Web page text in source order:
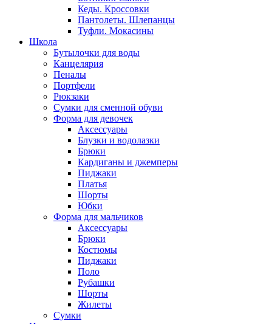
Кеды. Кроссовки
Пантолеты. Шлепанцы
Туфли. Мокасины
Школа
Бутылочки для воды
Канцелярия
Пеналы
Портфели
Рюкзаки
Сумки для сменной обуви
Форма для девочек
Аксессуары
Блузки и водолазки
Брюки
Кардиганы и джемперы
Пиджаки
Платья
Шорты
Юбки
Форма для мальчиков
Аксессуары
Брюки
Костюмы
Пиджаки
Поло
Рубашки
Шорты
Жилеты
Сумки